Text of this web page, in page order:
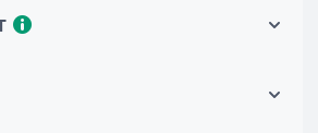
ved astrofotografering og